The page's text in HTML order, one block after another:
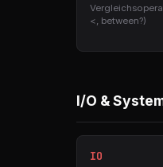
<, between?)
I/O &
IO